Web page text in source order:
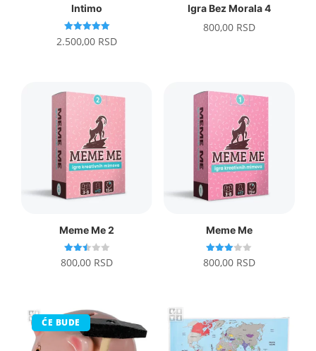
Intimo
Ocenjeno
sa
2.500,00 RSD
Igra Bez Morala 4
800,00 RSD
Meme Me 2
Ocenj
eno
800,00 RSD
Meme Me
Ocenje
no sa
800,00 RSD
ĆE BUDE